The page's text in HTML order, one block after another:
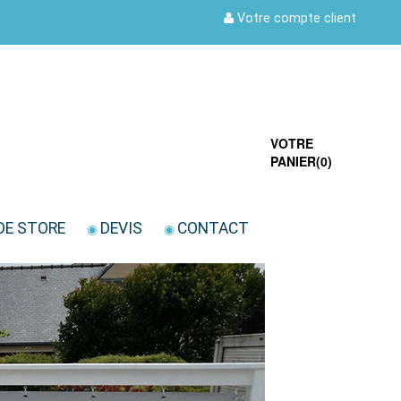
Votre compte client
STORE ◉ DEVIS ◉ CONTACT
VOTRE
PANIER(0)